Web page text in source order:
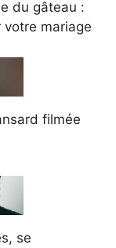
du gâteau :
mariage
filmée
se